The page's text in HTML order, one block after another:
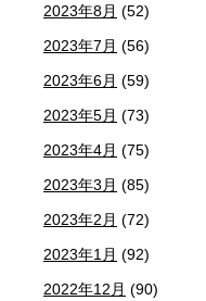
2023年8月 (52)
2023年7月 (56)
2023年6月 (59)
2023年5月 (73)
2023年4月 (75)
2023年3月 (85)
2023年2月 (72)
2023年1月 (92)
2022年12月 (90)